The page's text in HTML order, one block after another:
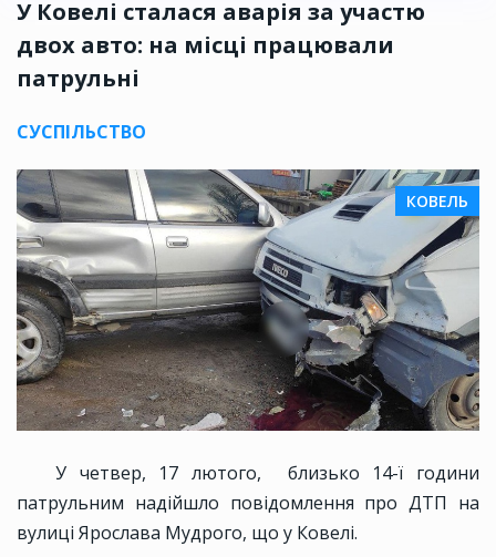
У Ковелі сталася аварія за участю
двох авто: на місці працювали
патрульні
СУСПІЛЬСТВО
КОВЕЛЬ
У четвер, 17 лютого, близько 14-ї години
патрульним надійшло повідомлення про ДТП на
вулиці Ярослава Мудрого, що у Ковелі.